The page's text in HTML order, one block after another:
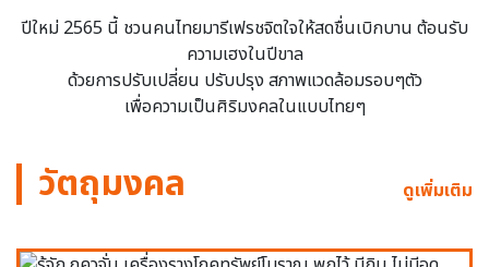
ปีใหม่ 2565 นี้ ชวนคนไทยมารีเฟรชจิตใจให้สดชื่นเบิกบาน ต้อนรับ
ความเฮงในปีขาล
ด้วยการปรับเปลี่ยน ปรับปรุง สภาพแวดล้อมรอบๆตัว
เพื่อความเป็นศิริมงคลในแบบไทยๆ
วัตถุมงคล ดูเพิ่มเติม